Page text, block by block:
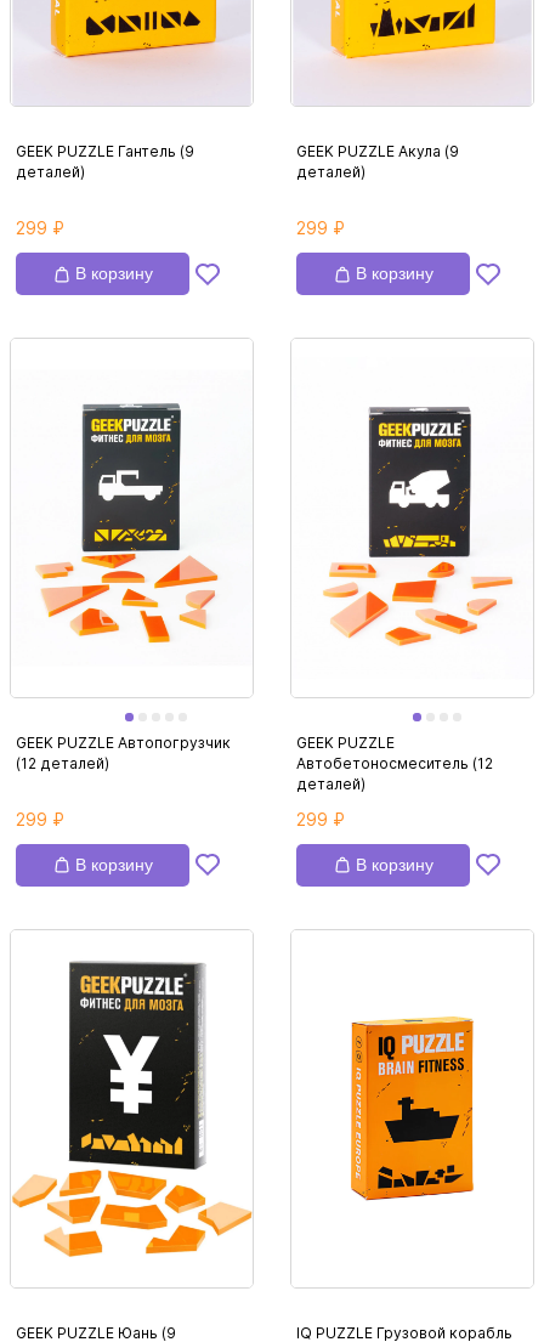
GEEK PUZZLE Гантель (9
деталей)
299 ₽
В корзину
GEEK PUZZLE Акула (9
деталей)
299 ₽
В корзину
GEEK PUZZLE Автопогрузчик
(12 деталей)
299 ₽
В корзину
GEEK PUZZLE
Автобетоносмеситель (12
деталей)
299 ₽
В корзину
GEEK PUZZLE Юань (9 IQ PUZZLE Грузовой корабль